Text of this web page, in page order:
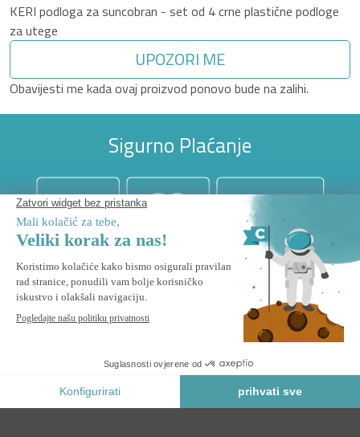
KERI podloga za suncobran - set od 4 crne plastične podloge
za utege
UPOZORI ME
Obavijesti me kada ovaj proizvod ponovo bude na zalihi.
Sigurno Plaćanje
KATEGORIJE